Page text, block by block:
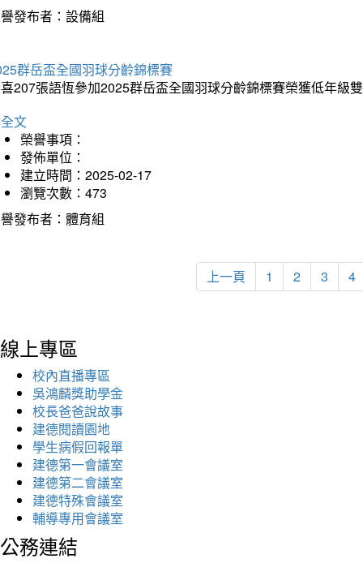
發布者：設備組
群岳盃全國羽球分齡錦標賽
207張語恆參加2025群岳盃全國羽球分齡錦標賽榮獲低年級
文
榮譽事項：
發佈單位：
建立時間：2025-02-17
瀏覽次數：473
發布者：體育組
上一頁 1 2 3 4
線上專區
校內直播專區
吳鴻麟獎助學金
校長爸爸說故事
建德閱讀園地
學生病假回報單
建德第一會議室
建德第二會議室
建德特殊會議室
輔導專用會議室
公務連結